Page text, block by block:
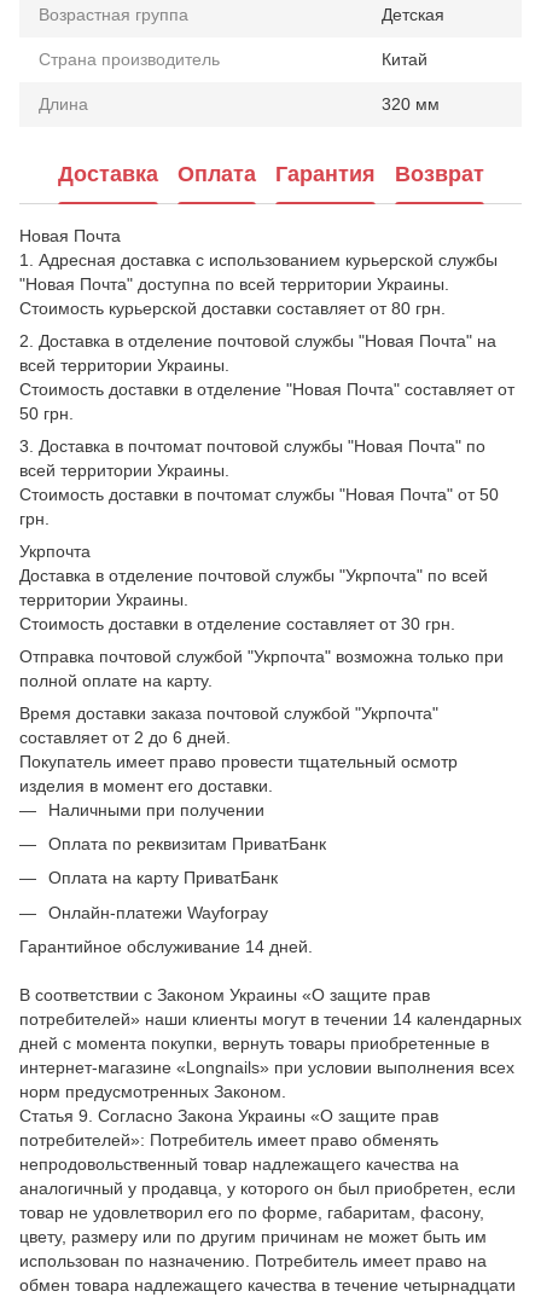
Возрастная группа Детская
Страна производитель Китай
Длина 320 мм
Доставка Оплата Гарантия Возврат
Новая Почта
1. Адресная доставка с использованием курьерской службы
"Новая Почта" доступна по всей территории Украины.
Стоимость курьерской доставки составляет от 80 грн.
2. Доставка в отделение почтовой службы "Новая Почта" на
всей территории Украины.
Стоимость доставки в отделение "Новая Почта" составляет от
50 грн.
3. Доставка в почтомат почтовой службы "Новая Почта" по
всей территории Украины.
Стоимость доставки в почтомат службы "Новая Почта" от 50
грн.
Укрпочта
Доставка в отделение почтовой службы "Укрпочта" по всей
территории Украины.
Стоимость доставки в отделение составляет от 30 грн.
Отправка почтовой службой "Укрпочта" возможна только при
полной оплате на карту.
Время доставки заказа почтовой службой "Укрпочта"
составляет от 2 до 6 дней.
Покупатель имеет право провести тщательный осмотр
изделия в момент его доставки.
Наличными при получении
Оплата по реквизитам ПриватБанк
Оплата на карту ПриватБанк
Онлайн-платежи Wayforpay
Гарантийное обслуживание 14 дней.
В соответствии с Законом Украины «О защите прав
потребителей» наши клиенты могут в течении 14 календарных
дней с момента покупки, вернуть товары приобретенные в
интернет-магазине «Longnails» при условии выполнения всех
норм предусмотренных Законом.
Статья 9. Согласно Закона Украины «О защите прав
потребителей»: Потребитель имеет право обменять
непродовольственный товар надлежащего качества на
аналогичный у продавца, у которого он был приобретен, если
товар не удовлетворил его по форме, габаритам, фасону,
цвету, размеру или по другим причинам не может быть им
использован по назначению. Потребитель имеет право на
обмен товара надлежащего качества в течение четырнадцати